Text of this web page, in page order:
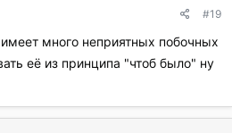
#19
много неприятных побочных
её из принципа "чтоб было" ну